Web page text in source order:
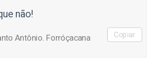
não!
Antônio. Forróçacana Copiar